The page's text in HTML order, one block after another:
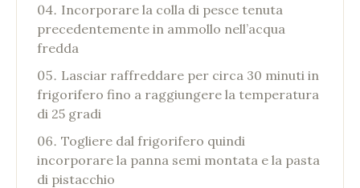
Incorporare la colla di pesce tenuta
precedentemente in ammollo nell’acqua
fredda
Lasciar raffreddare per circa 30 minuti in
frigorifero fino a raggiungere la temperatura
di 25 gradi
Togliere dal frigorifero quindi
incorporare la panna semi montata e la pasta
di pistacchio